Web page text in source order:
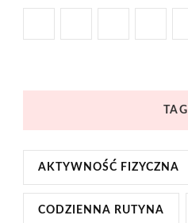
TAGI
AKTYWNOŚĆ FIZYCZNA
CODZIENNA RUTYNA